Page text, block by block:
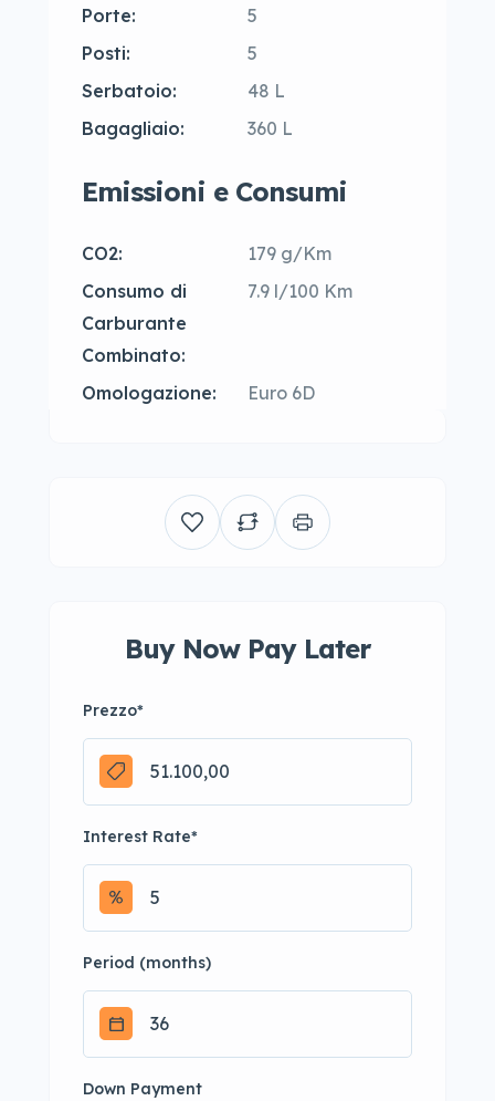
Porte:
5
Posti:
5
Serbatoio:
48 L
Bagagliaio:
360 L
Emissioni e Consumi
CO2:
179 g/Km
Consumo di
Carburante
Combinato:
7.9 l/100 Km
Omologazione: Euro 6D
Buy Now Pay Later
Prezzo*
Interest Rate*
Period (months)
Down Payment